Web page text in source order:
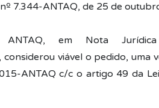
7.344-ANTAQ, de 25 de
em Nota
viável o pedido, uma
ANTAQ c/c o artigo 49 da